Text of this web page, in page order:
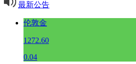
最新公告
伦敦金
1272.60
0.04